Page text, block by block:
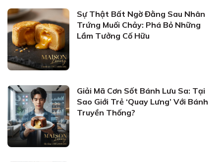
Sự Thật Bất Ngờ Đằng Sau Nhân
Trứng Muối Chảy: Phá Bỏ Những
Lầm Tưởng Cố Hữu
Giải Mã Cơn Sốt Bánh Lưu Sa: Tại
Sao Giới Trẻ ‘Quay Lưng’ Với Bánh
Truyền Thống?